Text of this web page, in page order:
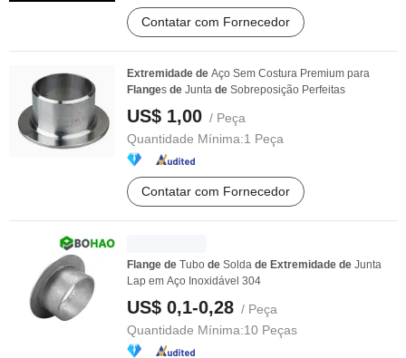
Contatar com Fornecedor
Extremidade de Aço Sem Costura Premium para
Flanges de Junta de Sobreposição Perfeitas
US$ 1,00 / Peça
Quantidade Mínima:1 Peça
Contatar com Fornecedor
Flange de Tubo de Solda de Extremidade de Junta
Lap em Aço Inoxidável 304
US$ 0,1-0,28 / Peça
Quantidade Mínima:10 Peças